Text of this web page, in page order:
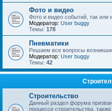
Фото и видео
Фото и видео событий, так или
Модератор: User buggy
Темы: 178
Пневматики
Решаем все вопросы
Модератор: User buggy
Темы: 42
Строительство
Данный раздел форума
процессе строительства,